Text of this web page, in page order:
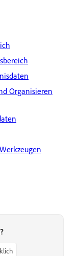
Organisieren